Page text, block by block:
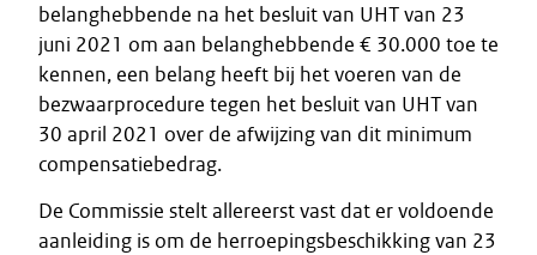
belanghebbende na het besluit van UHT van 23
juni 2021 om aan belanghebbende € 30.000 toe te
kennen, een belang heeft bij het voeren van de
bezwaarprocedure tegen het besluit van UHT van
30 april 2021 over de afwijzing van dit minimum
compensatiebedrag.
De Commissie stelt allereerst vast dat er voldoende
aanleiding is om de herroepingsbeschikking van 23